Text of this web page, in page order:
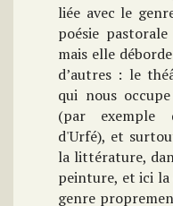
liée avec le
poésie
mais elle
d’autres : le
qui nous
(par exemple
d'Urfé), et
la littérature,
peinture, et ici la
genre